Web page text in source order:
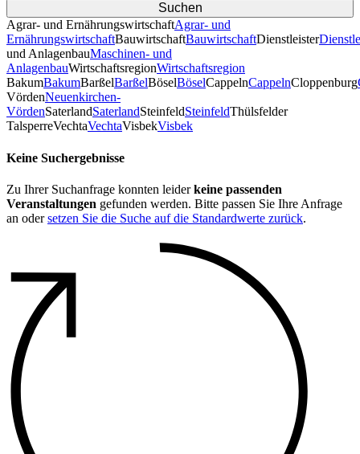
Agrar- und ErnährungswirtschaftAgrar- und
ErnährungswirtschaftBauwirtschaftBauwirtschaftDienstleister
und AnlagenbauMaschinen- und
AnlagenbauWirtschaftsregionWirtschaftsregion
BakumBakumBarßelBarßelBöselBöselCappelnCappelnCloppenburg
VördenNeuenkirchen-
VördenSaterlandSaterlandSteinfeldSteinfeldThülsfelder
TalsperreVechtaVechtaVisbekVisbek
Keine Suchergebnisse
Zu Ihrer Suchanfrage konnten leiderkeine passenden
Veranstaltungen gefunden werden. Bitte passen Sie Ihre Anfrage
an odersetzen Sie die Suche auf die Standardwerte zurück.